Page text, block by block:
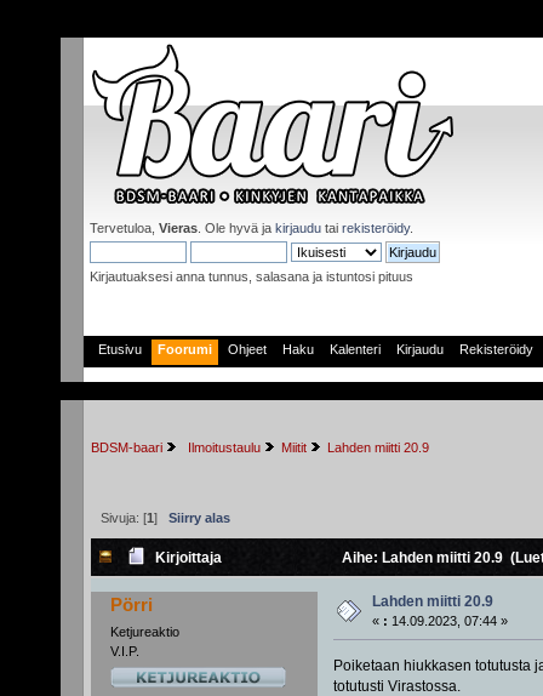
Tervetuloa, Vieras . Ole hyvä ja kirjaudu tai rekisteröidy.
Kirjautuaksesi anna tunnus, salasana ja istuntosi pituus
Etusivu Foorumi Ohjeet Haku Kalenteri Kirjaudu Rekisteröidy
BDSM-baari Ilmoitustaulu Miitit Lahden miitti 20.9
Sivuja: [1] Siirry alas
Kirjoittaja Aihe: Lahden miitti 20.9
Pörri
Ketjureaktio
V.I.P.
Lahden miitti 20.9
« : 14.09.2023, 07:44 »
Poiketaan hiukkasen totutusta
totutusti Virastossa.